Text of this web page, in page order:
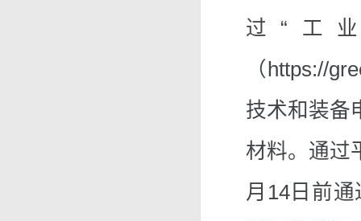
过“工
（https://
技术和装备
材料。通过
月14日前